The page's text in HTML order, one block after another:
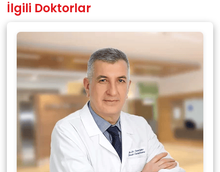
İlgili Doktorlar